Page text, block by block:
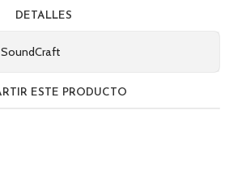
DETALLES
SoundCraft
ESTE PRODUCTO